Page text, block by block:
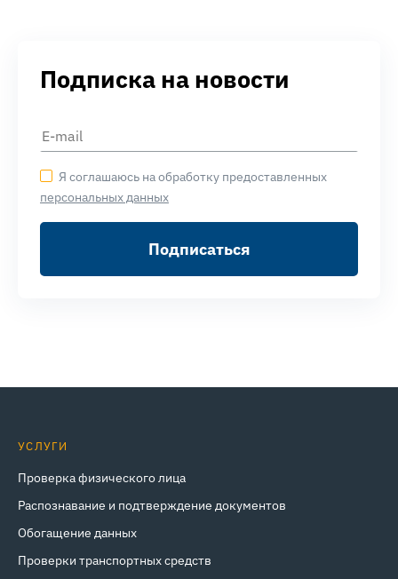
Подписка на новости
Я соглашаюсь на обработку предоставленных
персональных данных
Подписаться
УСЛУГИ
Проверка физического лица
Распознавание и подтверждение документов
Обогащение данных
Проверки транспортных средств